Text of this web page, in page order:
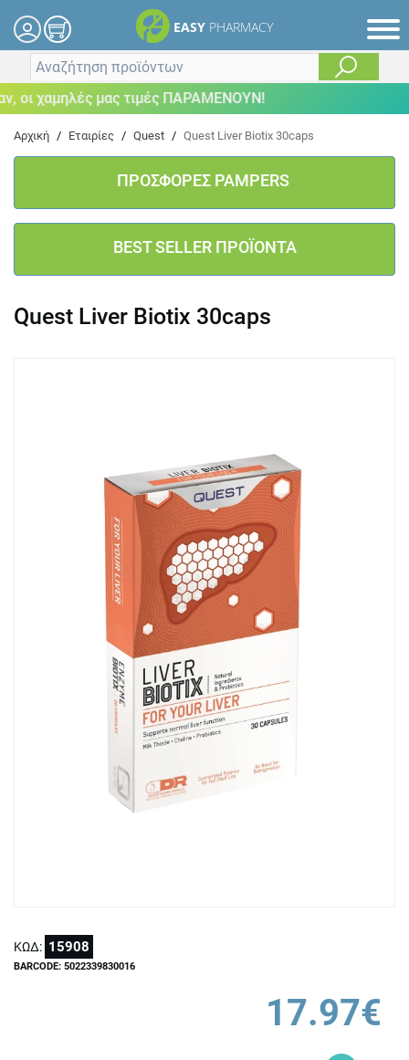
EASY PHARMACY
χαμηλές μας τιμές ΠΑΡΑΜΕΝΟΥΝ!
Αρχική / Εταιρίες / Quest / Quest Liver Biotix 30caps
ΠΡΟΣΦΟΡΕΣ PAMPERS
BEST SELLER ΠΡΟΪΟΝΤΑ
Quest Liver Biotix 30caps
ΚΩΔ: 15908
BARCODE: 5022339830016
17.97€